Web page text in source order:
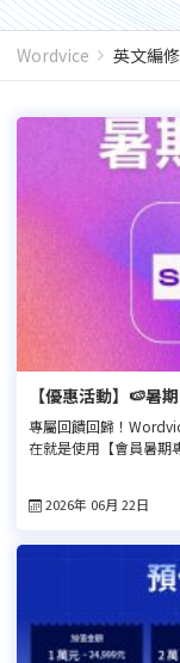
Wordvice 英文編修
【優惠活動】🍉暑
專屬回饋回歸！
2026年 06月 22日